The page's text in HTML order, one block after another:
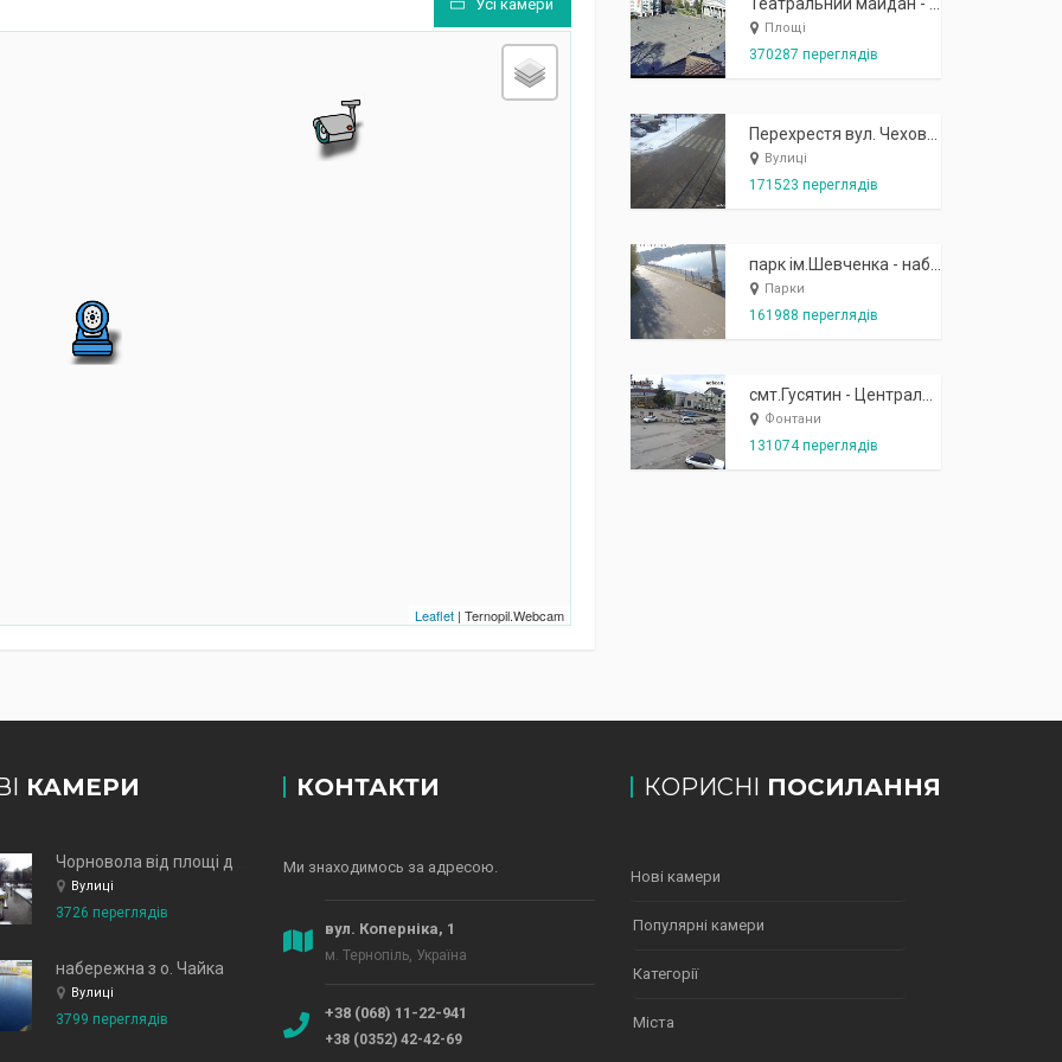
Усі камери
Leaflet| Ternopil.Webcam
Площі
370287 переглядів
Вулиці
171523 переглядів
Парки
161988 переглядів
Фонтани
131074 переглядів
КАМЕРИ
Вулиці
3726 переглядів
набережна з о. Чайка
Вулиці
3799 переглядів
КОНТАКТИ
Ми знаходимось за адресою.
вул. Коперніка, 1
м. Тернопіль, Україна
+38 (068) 11-22-941
+38 (0352) 42-42-69
КОРИСНІ ПОСИЛАННЯ
Нові камери
Популярні камери
Категорії
Міста